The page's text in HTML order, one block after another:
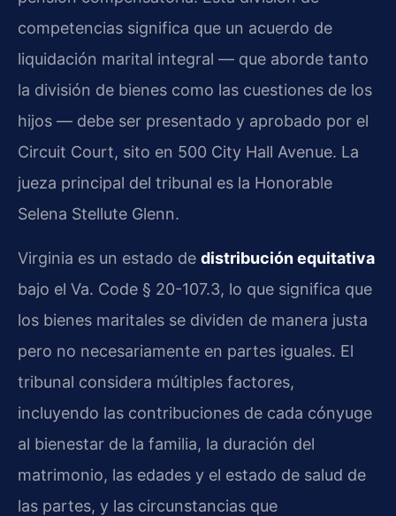
competencias significa que un acuerdo de
liquidación marital integral — que aborde tanto
la división de bienes como las cuestiones de los
hijos — debe ser presentado y aprobado por el
Circuit Court, sito en 500 City Hall Avenue. La
jueza principal del tribunal es la Honorable
Selena Stellute Glenn.
Virginia es un estado de distribución equitativa
bajo el Va. Code § 20-107.3, lo que significa que
los bienes maritales se dividen de manera justa
pero no necesariamente en partes iguales. El
tribunal considera múltiples factores,
incluyendo las contribuciones de cada cónyuge
al bienestar de la familia, la duración del
matrimonio, las edades y el estado de salud de
las partes, y las circunstancias que